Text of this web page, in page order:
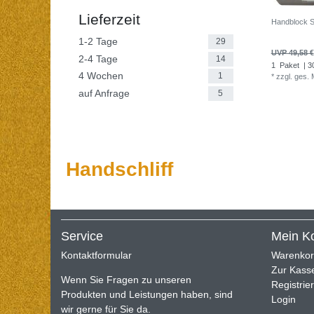
Lieferzeit
1-2 Tage 29
2-4 Tage 14
4 Wochen 1
auf Anfrage 5
Handblock
UVP 49,58 €
1 Paket
|
* zzgl. ges.
Handschliff
Service
Kontaktformular
Wenn Sie Fragen zu unseren
Produkten und Leistungen haben, sind
wir gerne für Sie da.
Mein
Zur
Login